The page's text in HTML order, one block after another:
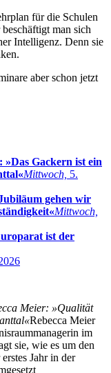
für die Schulen
man sich
Intelligenz. Denn sie
aber schon jetzt
Gackern ist ein
Mittwoch, 5.
gehen wir
Mittwoch,
ist der
Meier: »Qualität
Rebecca Meier
im
sie, wie es um den
Jahr in der